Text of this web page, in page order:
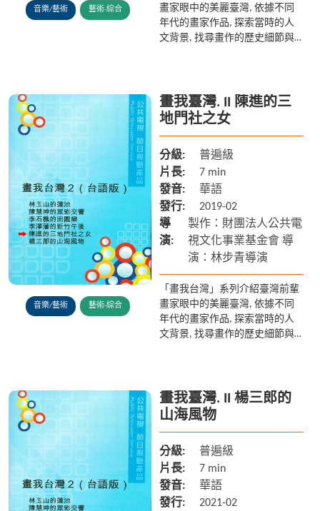
音樂/藝術 藝術-綜合
畫家眼中的美麗臺灣, 依據不同
年代的畫家作品, 探索當時的人
文背景, 找尋畫作的歷史細節與
音樂/藝術 藝術-綜合
畫我臺灣. II 陳進的三
地門社之女
分級:
普遍級
片長:
7 min
發音:
華語
發行:
2019-02
導
演:
製作：財團法人公共電
視文化事業基金會 導
演：林步青導演
「畫我台灣」系列介紹臺灣前輩
畫家眼中的美麗臺灣, 依據不同
年代的畫家作品, 探索當時的人
文背景, 找尋畫作的歷史細節與
畫我臺灣. II 楊三郎的
山海風物
分級:
普遍級
片長:
7 min
發音:
華語
發行:
2021-02